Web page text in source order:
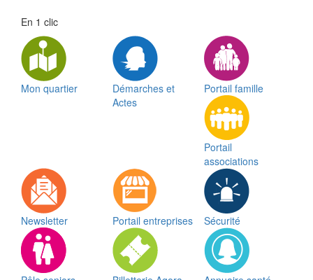
En 1 clic
Mon quartier
Démarches et
Actes
Portail famille
Portail
associations
Newsletter Portail entreprises Sécurité